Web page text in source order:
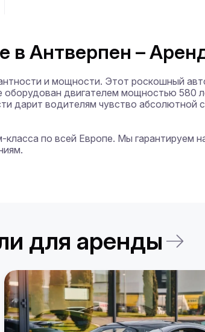
в Антверпен –
и мощности. Этот роскошный
оборудован двигателем мощностью 580
дарит водителям чувство абсолютной
класса по всей Европе. Мы
для аренды